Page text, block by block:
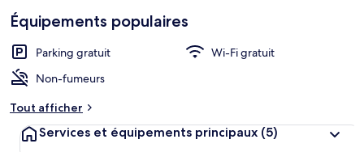
Équipements populaires
Parking gratuit
Wi-Fi gratuit
Non-fumeurs
Tout afficher
Services et équipements principaux (5)